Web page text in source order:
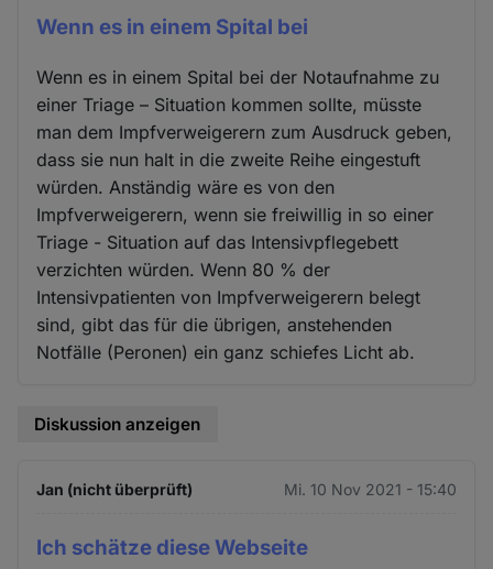
Wenn es in einem Spital bei
Wenn es in einem Spital bei der Notaufnahme zu
einer Triage – Situation kommen sollte, müsste
man dem Impfverweigerern zum Ausdruck geben,
dass sie nun halt in die zweite Reihe eingestuft
würden. Anständig wäre es von den
Impfverweigerern, wenn sie freiwillig in so einer
Triage - Situation auf das Intensivpflegebett
verzichten würden. Wenn 80 % der
Intensivpatienten von Impfverweigerern belegt
sind, gibt das für die übrigen, anstehenden
Notfälle (Peronen) ein ganz schiefes Licht ab.
Diskussion anzeigen
Jan (nicht überprüft) Mi. 10 Nov 2021 - 15:40
Ich schätze diese Webseite